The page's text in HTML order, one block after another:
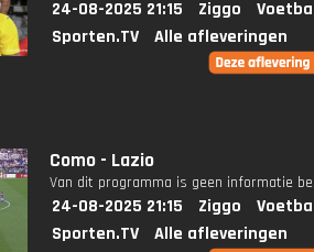
24-08-2025 21:15 Ziggo
Sporten.TV
Alle afleveringen
Como - Lazio
Van dit programma is geen informatie
24-08-2025 21:15 Ziggo
Sporten.TV
Alle afleveringen